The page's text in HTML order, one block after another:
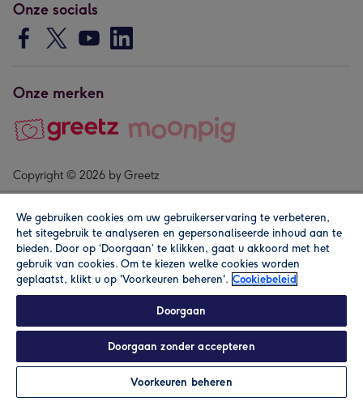
Personaliseren
Onze socials
Onze merken
Copyright © 2026 by Greetz
Alle prijzen zijn inclusief btw en andere heffingen. Lees de
We gebruiken cookies om uw gebruikerservaring te verbeteren,
het sitegebruik te analyseren en gepersonaliseerde inhoud aan te
bieden. Door op ‘Doorgaan’ te klikken, gaat u akkoord met het
gebruik van cookies. Om te kiezen welke cookies worden
geplaatst, klikt u op 'Voorkeuren beheren'. Cookiebeleid
Doorgaan
Doorgaan zonder accepteren
Voorkeuren beheren